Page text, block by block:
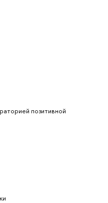
позитивной